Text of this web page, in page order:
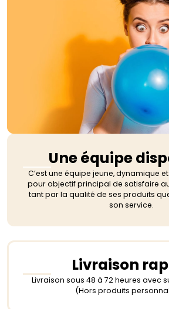
Une équipe
C’est une équipe jeune, dynamique
pour objectif principal de satisfaire
tant par la qualité de ses produits
son service.
Livraison
Livraison sous 48 à 72 heures avec
(Hors produits